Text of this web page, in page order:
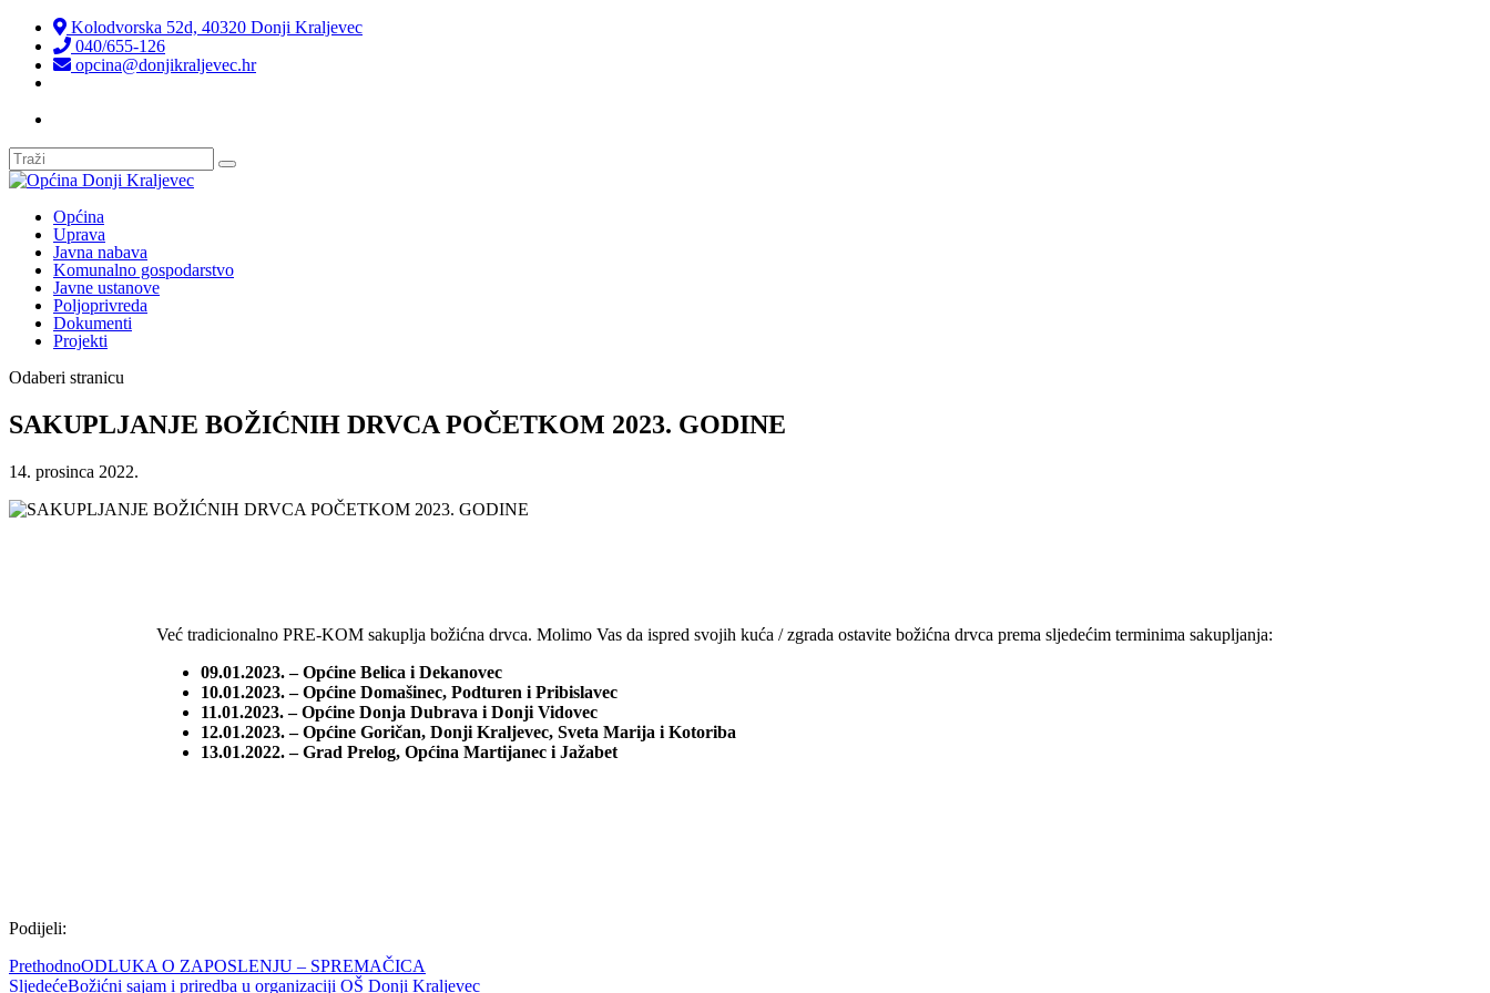
Kolodvorska 52d, 40320 Donji Kraljevec
040/655-126
opcina@donjikraljevec.hr
Općina
Uprava
Javna nabava
Komunalno gospodarstvo
Javne ustanove
Poljoprivreda
Dokumenti
Projekti
Odaberi stranicu
SAKUPLJANJE BOŽIĆNIH DRVCA POČETKOM 2023. GODINE
14. prosinca 2022.
Već tradicionalno PRE-KOM sakuplja božićna drvca. Molimo Vas da ispred svojih kuća / zgrada ostavite božićna drvca prema sljedećim terminima sakupljanja:
09.01.2023. – Općine Belica i Dekanovec
10.01.2023. – Općine Domašinec, Podturen i Pribislavec
11.01.2023. – Općine Donja Dubrava i Donji Vidovec
12.01.2023. – Općine Goričan, Donji Kraljevec, Sveta Marija i Kotoriba
13.01.2022. – Grad Prelog, Općina Martijanec i Jažabet
Podijeli:
PrethodnoODLUKA O ZAPOSLENJU – SPREMAČICA
SljedećeBožićni sajam i priredba u organizaciji OŠ Donji Kraljevec